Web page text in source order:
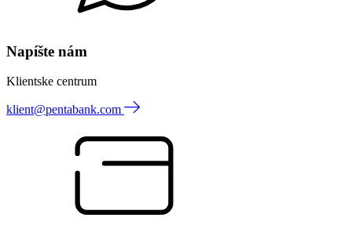
Napíšte nám
Klientske centrum
klient@pentabank.com